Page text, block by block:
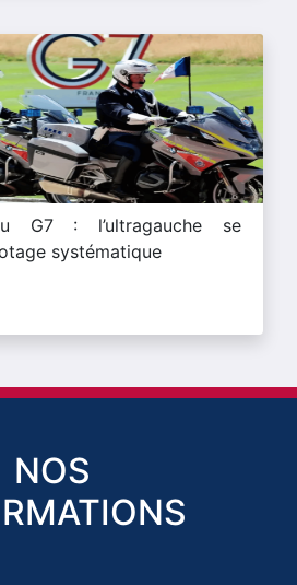
G7 : l’ultragauche se
systématique
NOS